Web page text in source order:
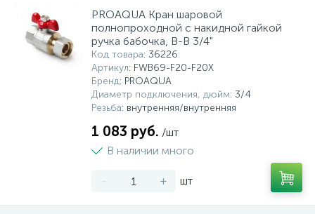
PROAQUA Кран шаровой
полнопроходной с накидной гайкой
ручка бабочка, В-В 3/4"
Код товара: 36226
Артикул: FWB69-F20-F20X
Бренд: PROAQUA
Диаметр подключения, дюйм: 3/4
Резьба: внутренняя/внутренняя
1 083 руб. /шт
В наличии много
- + шт